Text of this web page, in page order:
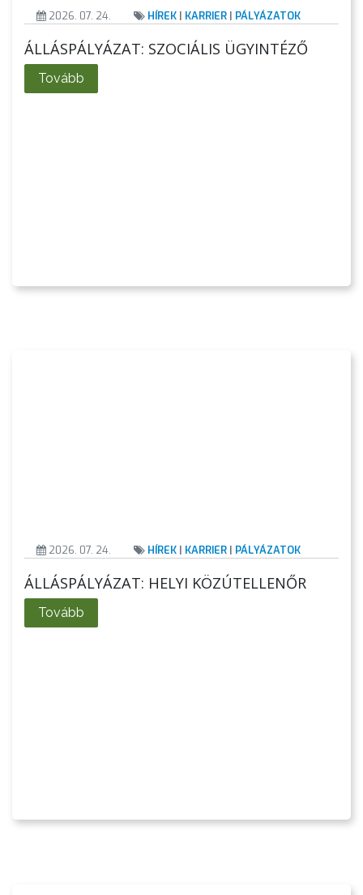
2026. 07. 24. HÍREK | KARRIER | PÁLYÁZATOK
ÁLLÁSPÁLYÁZAT: SZOCIÁLIS ÜGYINTÉZŐ
Tovább
2026. 07. 24. HÍREK | KARRIER | PÁLYÁZATOK
ÁLLÁSPÁLYÁZAT: HELYI KÖZÚTELLENŐR
Tovább